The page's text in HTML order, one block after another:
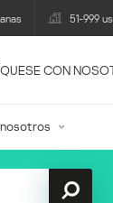
51-999
CON